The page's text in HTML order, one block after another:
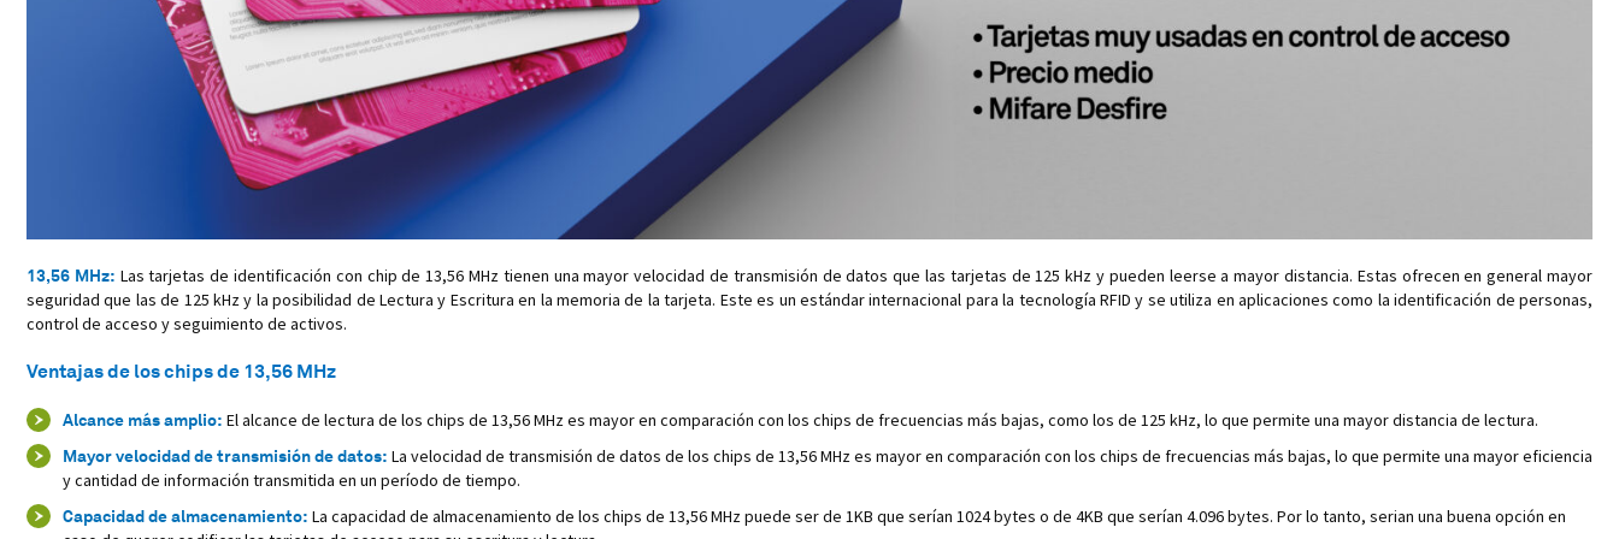
13,56 MHz: Las tarjetas de identificación con chip de 13,56 MHz tienen una mayor velocidad de transmisión de datos que las tarjetas de 125 kHz y pueden leerse a mayor distancia. Estas ofrecen en general mayor
seguridad que las de 125 kHz y la posibilidad de Lectura y Escritura en la memoria de la tarjeta. Este es un estándar internacional para la tecnología RFID y se utiliza en aplicaciones como la identificación de personas,
control de acceso y seguimiento de activos.
Ventajas de los chips de 13,56 MHz
Alcance más amplio: El alcance de lectura de los chips de 13,56 MHz es mayor en comparación con los chips de frecuencias más bajas, como los de 125 kHz, lo que permite una mayor distancia de lectura.
Mayor velocidad de transmisión de datos: La velocidad de transmisión de datos de los chips de 13,56 MHz es mayor en comparación con los chips de frecuencias más bajas, lo que permite una mayor eficiencia
y cantidad de información transmitida en un período de tiempo.
Capacidad de almacenamiento: La capacidad de almacenamiento de los chips de 13,56 MHz puede ser de 1KB que serían 1024 bytes o de 4KB que serían 4.096 bytes. Por lo tanto, serian una buena opción en